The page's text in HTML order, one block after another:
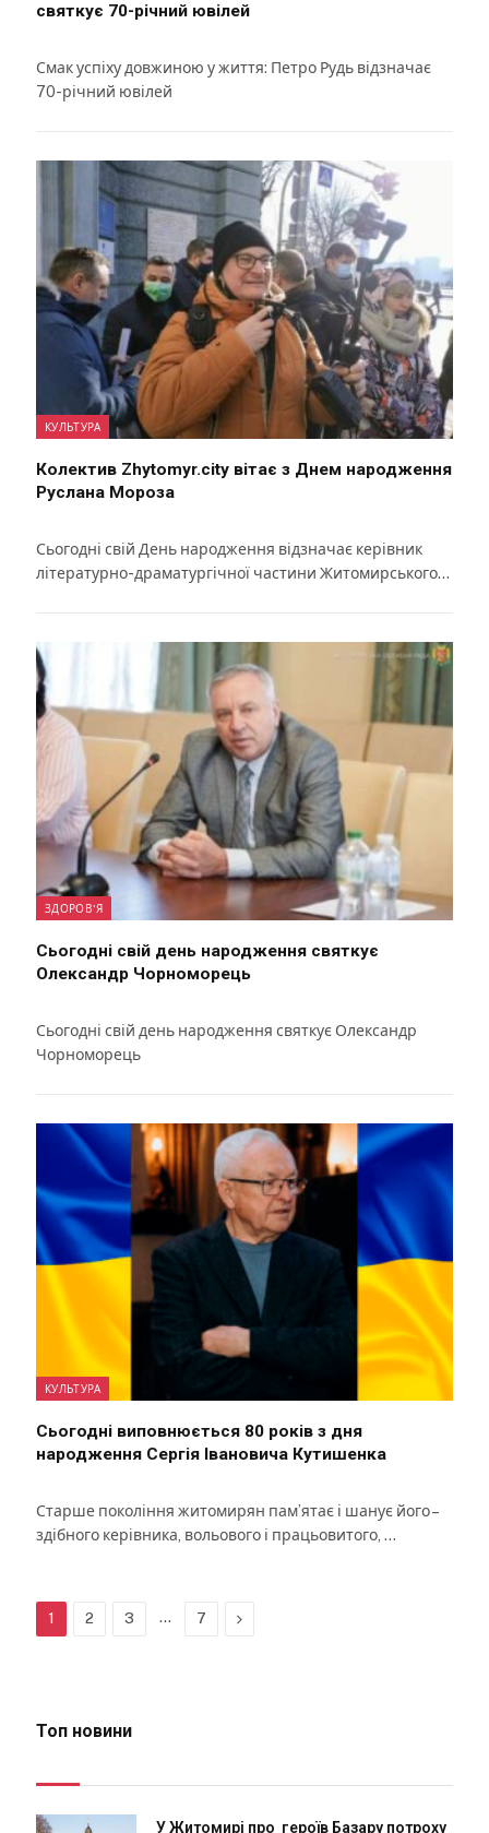
святкує 70-річний ювілей
Смак успіху довжиною у життя: Петро Рудь відзначає
70-річний ювілей
КУЛЬТУРА
Колектив Zhytomyr.city вітає з Днем народження
Руслана Мороза
Сьогодні свій День народження відзначає керівник
літературно-драматургічної частини Житомирського…
ЗДОРОВ'Я
Сьогодні свій день народження святкує
Олександр Чорноморець
Сьогодні свій день народження святкує Олександр
Чорноморець
КУЛЬТУРА
Сьогодні виповнюється 80 років з дня
народження Сергія Івановича Кутишенка
Старше покоління житомирян пам’ятає і шанує його –
здібного керівника, вольового і працьовитого, …
1 2 3 … 7 Next
Топ новини
У Житомирі про героїв Базару потроху